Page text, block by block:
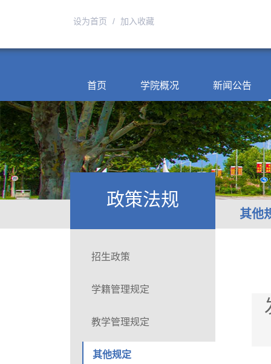
设为首页 / 加入收藏
首页 学院概况 新闻公告
政策法规
其他
招生政策
学籍管理规定
教学管理规定
其他规定